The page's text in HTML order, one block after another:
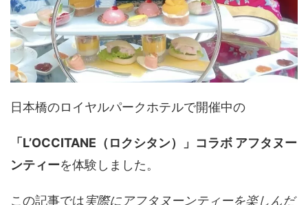
日本橋のロイヤルパークホテルで開催中の
「L’OCCITANE（ロクシタン）」コラボ アフタヌー
ンティーを体験しました。
この記事では実際にアフタヌーンティーを楽しんだ